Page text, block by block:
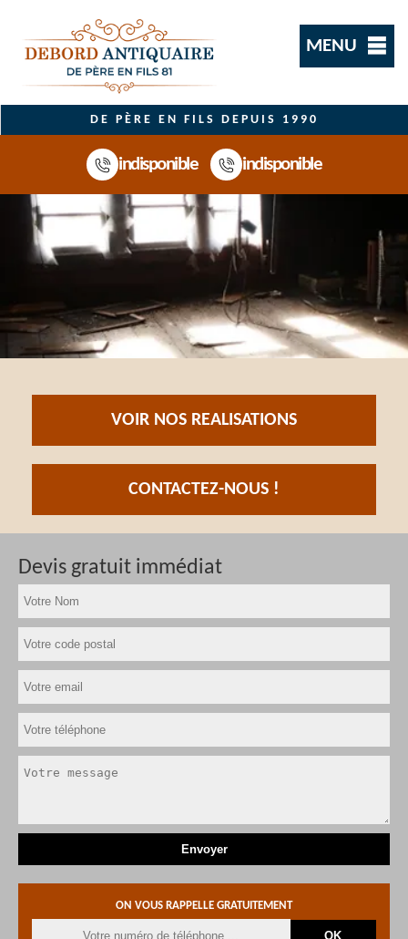
MENU
DE PÈRE EN FILS DEPUIS 1990
indisponible indisponible
VOIR NOS REALISATIONS
CONTACTEZ-NOUS !
Devis gratuit immédiat
ON VOUS RAPPELLE GRATUITEMENT